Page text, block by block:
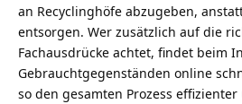
an Recyclinghöfe abzugeben,
entsorgen. Wer zusätzlich aufdie
Fachausdrücke achtet, findet beim
Gebrauchtgegenständen online
so den gesamten Prozess